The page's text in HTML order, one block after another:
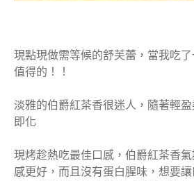
現點現做需等候的舒芙蕾，當我吃
值得的！！
淡雅的伯爵紅茶香很迷人，隨著輕
即化
現烤趁熱吃最佳口感，伯爵紅茶香
感更好，而且沒有蛋白腥味，想要